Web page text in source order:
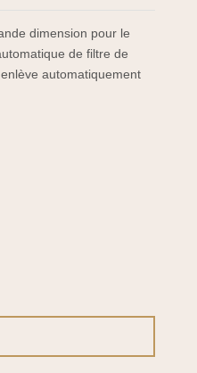
dimension pour le
de filtre de
automatiquement